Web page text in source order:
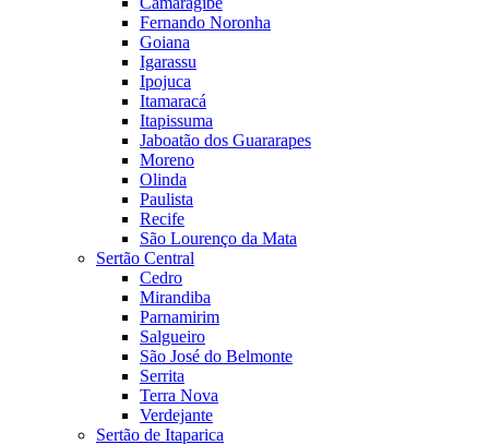
Fernando Noronha
Goiana
Igarassu
Ipojuca
Itamaracá
Itapissuma
Jaboatão dos Guararapes
Moreno
Olinda
Paulista
Recife
São Lourenço da Mata
Sertão Central
Cedro
Mirandiba
Parnamirim
Salgueiro
São José do Belmonte
Serrita
Terra Nova
Verdejante
Sertão de Itaparica